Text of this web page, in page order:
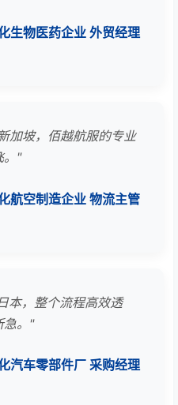
生物医药企业 外贸经理
加坡，佰越航服的专业
。"
航空制造企业 物流主管
本，整个流程高效透
急。"
汽车零部件厂 采购经理